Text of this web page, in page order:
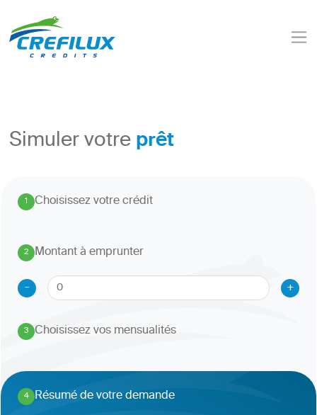
Simuler votreprêt
1. Choisissez votre crédit
2
.
Montant à emprunter
-
+
3
. Choisissez vos mensualités
4
. Résumé de votre demande